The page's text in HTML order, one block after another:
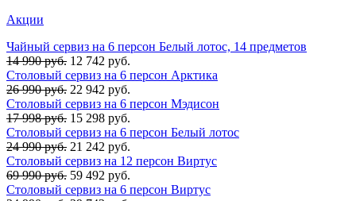
Акции
Чайный сервиз на 6 персон Белый лотос, 14 предметов
14 990 руб. 12 742 руб.
Столовый сервиз на 6 персон Арктика
26 990 руб. 22 942 руб.
Столовый сервиз на 6 персон Мэдисон
17 998 руб. 15 298 руб.
Столовый сервиз на 6 персон Белый лотос
24 990 руб. 21 242 руб.
Столовый сервиз на 12 персон Виртус
69 990 руб. 59 492 руб.
Столовый сервиз на 6 персон Виртус